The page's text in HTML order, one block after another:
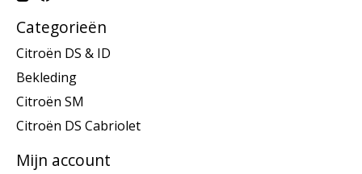
Categorieën
Citroën DS & ID
Bekleding
Citroën SM
Citroën DS Cabriolet
Mijn account